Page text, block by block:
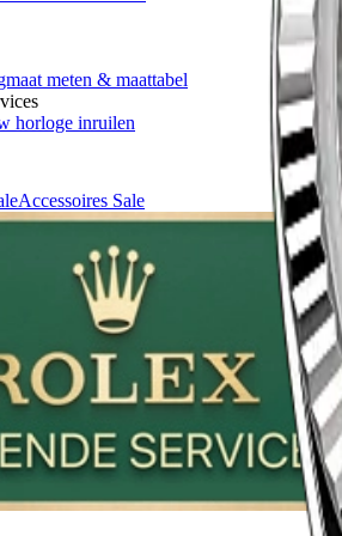
meten & maattabel
horloge inruilen
Accessoires Sale